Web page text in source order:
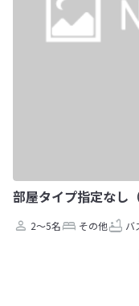
部屋タイプ指定なし
2～5名 その他 バ